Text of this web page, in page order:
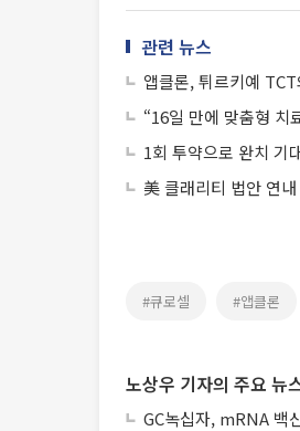
관련 뉴스
앱클론, 튀르키예
“16일 만에 맞춤형
1회 투약으로 완치 기
美 클래리티 법안 연
#큐로셀 #앱클론
노상우 기자의 주요 뉴
GC녹십자, mRNA 백